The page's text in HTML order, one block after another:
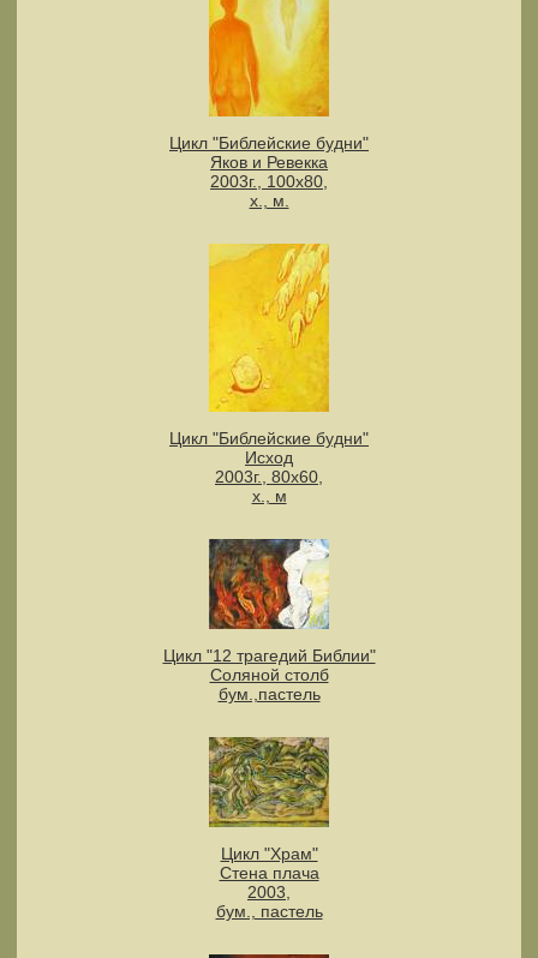
Цикл "Библейские будни"
Яков и Ревекка
2003г., 100х80,
х., м.
Цикл "Библейские будни"
Исход
2003г., 80х60,
х., м
Цикл "12 трагедий Библии"
Соляной столб
бум.,пастель
Цикл "Храм"
Стена плача
2003,
бум., пастель